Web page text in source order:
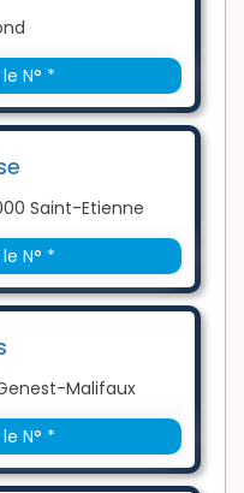
N° *
Saint-Etienne
N° *
Malifaux
N° *